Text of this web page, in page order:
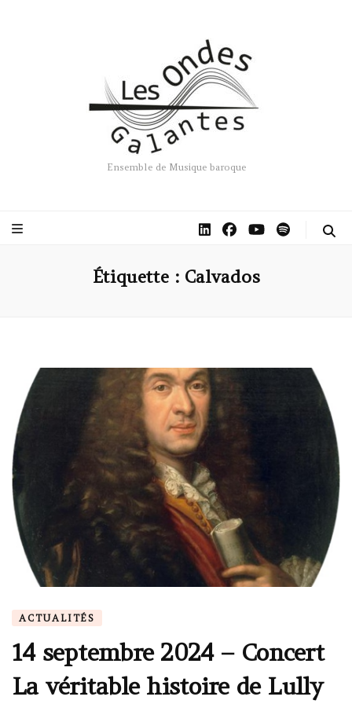
Ensemble de Musique baroque
Étiquette : Calvados
ACTUALITÉS
14 septembre 2024 – Concert
La véritable histoire de Lully